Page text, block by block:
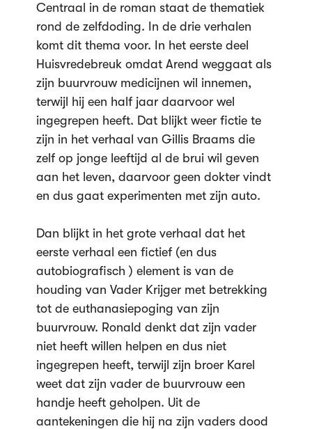
Centraal in de roman staat de thematiek
rond de zelfdoding. In de drie verhalen
komt dit thema voor. In het eerste deel
Huisvredebreuk omdat Arend weggaat als
zijn buurvrouw medicijnen wil innemen,
terwijl hij een half jaar daarvoor wel
ingegrepen heeft. Dat blijkt weer fictie te
zijn in het verhaal van Gillis Braams die
zelf op jonge leeftijd al de brui wil geven
aan het leven, daarvoor geen dokter vindt
en dus gaat experimenten met zijn auto.
Dan blijkt in het grote verhaal dat het
eerste verhaal een fictief (en dus
autobiografisch ) element is van de
houding van Vader Krijger met betrekking
tot de euthanasiepoging van zijn
buurvrouw. Ronald denkt dat zijn vader
niet heeft willen helpen en dus niet
ingegrepen heeft, terwijl zijn broer Karel
weet dat zijn vader de buurvrouw een
handje heeft geholpen. Uit de
aantekeningen die hij na zijn vaders dood